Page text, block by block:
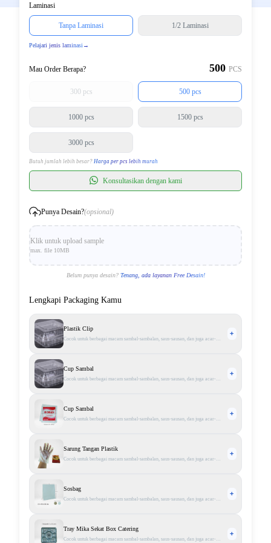
Laminasi
Tanpa Laminasi 1/2 Laminasi
Pelajari jenis laminasi →
Mau Order Berapa? 500 PCS
300 pcs 500 pcs
1000 pcs 1500 pcs
3000 pcs
Butuh jumlah lebih besar? Harga per pcs lebih murah
Konsultasikan dengan kami
Punya Desain?(opsional)
Klik untuk upload sample
max. file 10MB
Belum punya desain? Tenang, ada layanan Free Desain!
Lengkapi Packaging Kamu
Plastik Clip
Cocok untuk berbagai macam sambal-sambalan, saus-sausan, dan juga acar-
Cup Sambal
Cocok untuk berbagai macam sambal-sambalan, saus-sausan, dan juga acar-
Cup Sambal
Cocok untuk berbagai macam sambal-sambalan, saus-sausan, dan juga acar-
Sarung Tangan Plastik
Cocok untuk berbagai macam sambal-sambalan, saus-sausan, dan juga acar-
Sosbag
Cocok untuk berbagai macam sambal-sambalan, saus-sausan, dan juga acar-
Tray Mika Sekat Box Catering
Cocok untuk berbagai macam sambal-sambalan, saus-sausan, dan juga acar-